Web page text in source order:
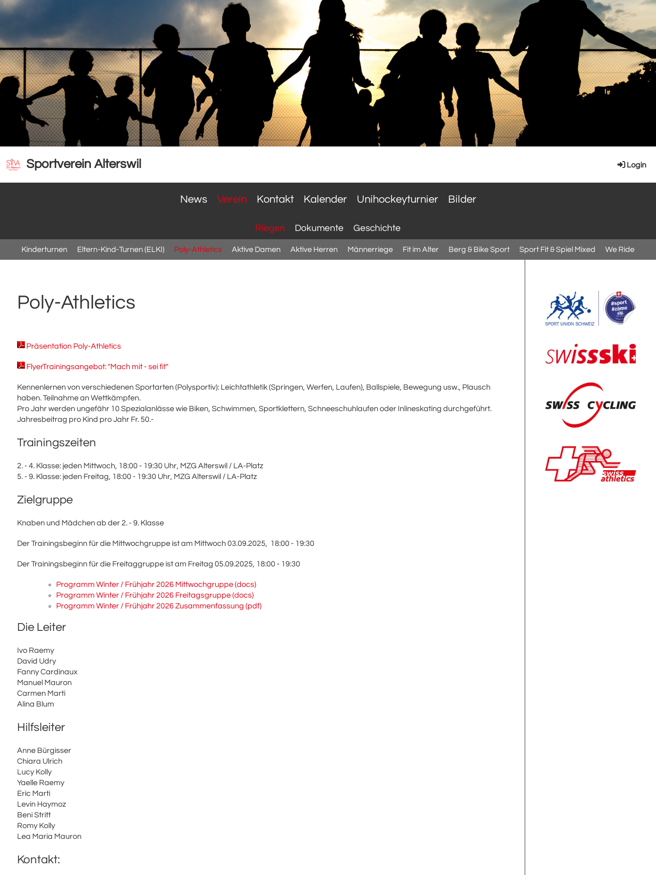
Sportverein Alterswil Login
News Verein Kontakt Kalender Unihockeyturnier Bilder
Riegen Dokumente Geschichte
Kinderturnen Eltern-Kind-Turnen (ELKI) Poly-Athletics Aktive Damen Aktive Herren Männerriege Fit im Alter Berg & Bike Sport Sport Fit & Spiel Mixed We Ride
Poly-Athletics
Präsentation Poly-Athletics
FlyerTrainingsangebot: "Mach mit - sei fit"
Kennenlernen von verschiedenen Sportarten (Polysportiv): Leichtathletik (Springen, Werfen, Laufen), Ballspiele, Bewegung usw., Plausch
haben. Teilnahme an Wettkämpfen.
Pro Jahr werden ungefähr 10 Spezialanlässe wie Biken, Schwimmen, Sportklettern, Schneeschuhlaufen oder Inlineskating durchgeführt.
Jahresbeitrag pro Kind pro Jahr Fr. 50.-
Trainingszeiten
2. - 4. Klasse: jeden Mittwoch, 18:00 - 19:30 Uhr, MZG Alterswil / LA-Platz
5. - 9. Klasse: jeden Freitag, 18:00 - 19:30 Uhr, MZG Alterswil / LA-Platz
Zielgruppe
Knaben und Mädchen ab der 2. - 9. Klasse
Der Trainingsbeginn für die Mittwochgruppe ist am Mittwoch 03.09.2025, 18:00 - 19:30
Der Trainingsbeginn für die Freitaggruppe ist am Freitag 05.09.2025, 18:00 - 19:30
Programm Winter / Frühjahr 2026 Mittwochgruppe (docs)
Programm Winter / Frühjahr 2026 Freitagsgruppe (docs)
Programm Winter / Frühjahr 2026 Zusammenfassung (pdf)
Die Leiter
Ivo Raemy
David Udry
Fanny Cardinaux
Manuel Mauron
Carmen Marti
Alina Blum
Hilfsleiter
Anne Bürgisser
Chiara Ulrich
Lucy Kolly
Yaelle Raemy
Eric Marti
Levin Haymoz
Beni Stritt
Romy Kolly
Lea Maria Mauron
Kontakt: